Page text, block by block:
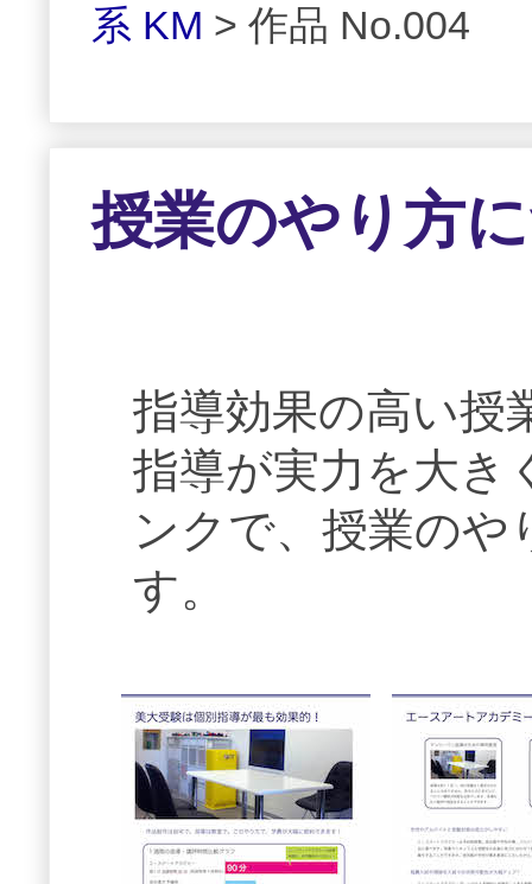
系 KM > 作品 No.004
授業のやり方
指導効果の高い授
指導が実力を大き
ンクで、授業の
す。